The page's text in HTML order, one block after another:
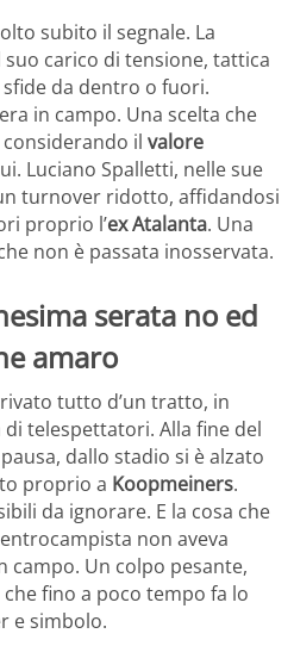
subito il segnale. La
carico di tensione, tattica
da dentro o fuori.
in campo. Una scelta che
il valore
Luciano Spalletti, nelle sue
turnover ridotto, affidandosi
proprio l’ex Atalanta. Una
non è passata inosservata.
serata no ed
amaro
tutto d’un tratto, in
telespettatori. Alla fine del
dallo stadio si è alzato
proprio a Koopmeiners.
da ignorare. E la cosa che
non aveva
campo. Un colpo pesante,
fino a poco tempo fa lo
e simbolo.